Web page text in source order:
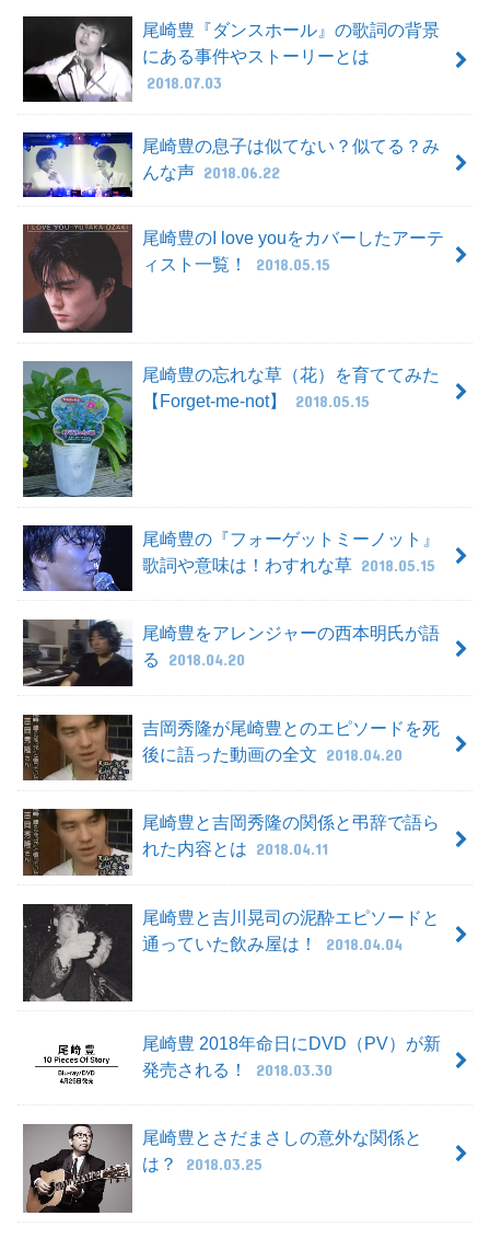
尾崎豊『ダンスホール』の歌詞の背景
にある事件やストーリーとは
2018.07.03
尾崎豊の息子は似てない？似てる？み
んな声 2018.06.22
尾崎豊のI love youをカバーしたアーテ
ィスト一覧！
2018.05.15
尾崎豊の忘れな草（花）を育ててみた
【Forget-me-not】
2018.05.15
尾崎豊の『フォーゲットミーノット』
歌詞や意味は！わすれな草 2018.05.15
尾崎豊をアレンジャーの西本明氏が語
る
2018.04.20
吉岡秀隆が尾崎豊とのエピソードを死
後に語った動画の全文 2018.04.20
尾崎豊と吉岡秀隆の関係と弔辞で語ら
れた内容とは 2018.04.11
尾崎豊と吉川晃司の泥酔エピソードと
通っていた飲み屋は！
2018.04.04
尾崎豊 2018年命日にDVD（PV）が新
発売される！
2018.03.30
尾崎豊とさだまさしの意外な関係と
は？
2018.03.25